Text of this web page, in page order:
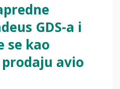
GDS-a i
se kao
avio